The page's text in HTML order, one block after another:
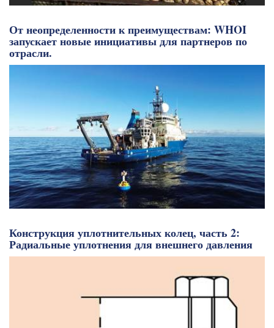
От неопределенности к преимуществам: WHOI
запускает новые инициативы для партнеров по
отрасли.
Конструкция уплотнительных колец, часть 2:
Радиальные уплотнения для внешнего давления